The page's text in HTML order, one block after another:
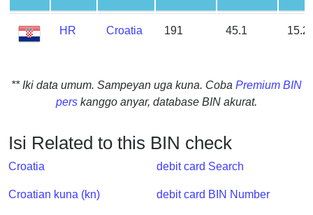
What
is
IP
Address
IP
Lookup
IP
BIN
HR Croatia 191 45.1 15.2
** Iki data umum. Sampeyan uga kuna. Coba Premium BIN
pers kanggo anyar, database BIN akurat.
Isi Related to this BIN check
Croatia
Croatian kuna (kn)
debit card Search
debit card BIN Number